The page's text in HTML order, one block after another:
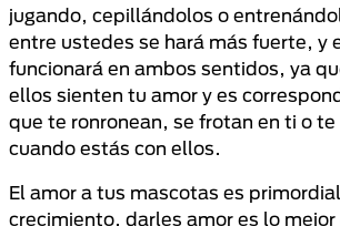
jugando, cepillándolos o
entre ustedes se hará más fuerte, y
funcionará en ambos sentidos, ya
ellos sienten tu amor y es
que te ronronean, se frotan en ti o
cuando estás con ellos.
El amor a tus mascotas es
crecimiento, darles amor es lo